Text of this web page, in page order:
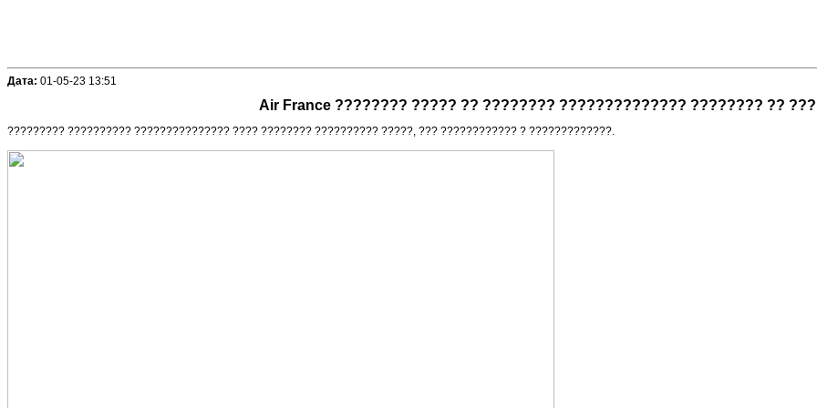
Дата: 01-05-23 13:51
Air France ???????? ????? ?? ???????? ?????????????? ???????? ??
????????? ?????????? ??????????????? ???? ???????? ?????????? ?????, ??? ???????????? ? ?????????????.